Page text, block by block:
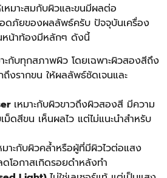
เหมาะสมกับผิวและขนมีผลต่อ
ดภัยของผลลัพธ์ครับ ปัจจุบันเครื่อง
นหน้าท้องมีหลักๆ ดังนี้
ะกับทุกสภาพผิว โดยเฉพาะผิวสองสีถึง
งรากขน ให้ผลลัพธ์ชัดเจนและ
เหมาะกับผิวขาวถึงผิวสองสี มีความ
ม็ดสีขน เห็นผลไว แต่ไม่แนะนำสำหรับ
มาะกับผิวคล้ำหรือผู้ที่มีผิวไวต่อแสง
โอกาสเกิดรอยดำหลังทำ